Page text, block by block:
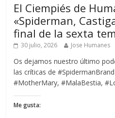
El Ciempiés de
«Spiderman,
final de la sexta
30 julio, 2026 Jose Humanes
Os dejamos nuestro último
las críticas de
#MotherMary, #MalaBestia,
Me gusta: